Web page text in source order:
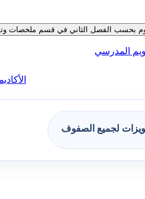
الفصل الثاني في قسم ملخصات وتقارير حتى
المدرسي
لجميع الصفوف